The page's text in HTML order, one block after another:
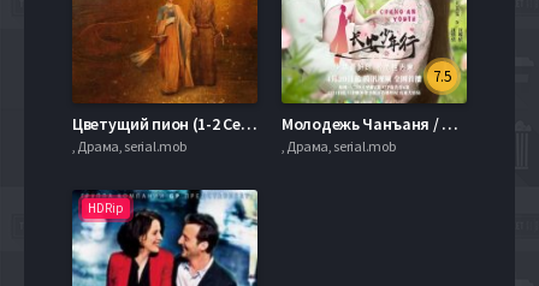
Цветущий пион (1-2 Сезон)
, Драма, serial.mob
7.5
Молодежь Чанъаня / Юность Чанъана (2020)
, Драма, serial.mob
HDRip